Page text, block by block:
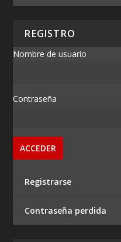
REGISTRO
Nombre de usuario
Contraseña
Registrarse
Contraseña perdida